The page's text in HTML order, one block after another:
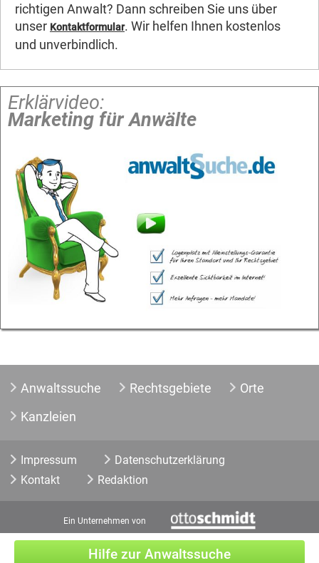
Hilfe zur Anwaltssuche
richtigen Anwalt? Dann schreiben Sie uns über
unser Kontaktformular. Wir helfen Ihnen kostenlos
und unverbindlich.
Erklärvideo:
Marketing für Anwälte
Anwaltssuche Rechtsgebiete
Orte
Kanzleien
Impressum
Datenschutzerklärung
Kontakt
Redaktion
Ein Unternehmen von